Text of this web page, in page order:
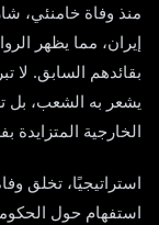
منذ وفاة خامنئي،
إيران، مما يظهر
بقائدهم السابق. لا
يشعر به الشعب،
الخارجية المتزايدة
استراتيجيًا، تخلق
استفهام حول